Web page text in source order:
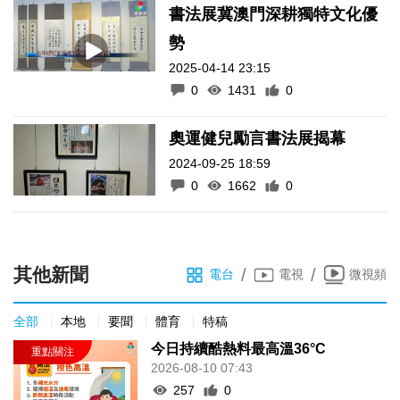
書法展冀澳門深耕獨特文化優
勢
2025-04-14 23:15
0
1431 0
奧運健兒勵言書法展揭幕
2024-09-25 18:59
0
1662 0
其他新聞 電台 / 電視 / 微視頻
全部 本地 要聞 體育 特稿
今日持續酷熱料最高溫36°C
2026-08-10 07:43
257
0